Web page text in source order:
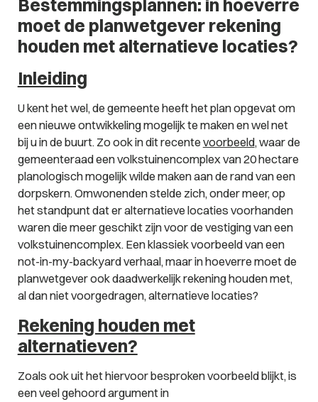
Bestemmingsplannen: in hoeverre
moet de planwetgever rekening
houden met alternatieve locaties?
Inleiding
U kent het wel, de gemeente heeft het plan opgevat om
een nieuwe ontwikkeling mogelijk te maken en wel net
bij u in de buurt. Zo ook in dit recente voorbeeld, waar de
gemeenteraad een volkstuinencomplex van 20 hectare
planologisch mogelijk wilde maken aan de rand van een
dorpskern. Omwonenden stelde zich, onder meer, op
het standpunt dat er alternatieve locaties voorhanden
waren die meer geschikt zijn voor de vestiging van een
volkstuinencomplex. Een klassiek voorbeeld van een
not-in-my-backyardverhaal, maar in hoeverre moet de
planwetgever ook daadwerkelijk rekening houden met,
al dan niet voorgedragen, alternatieve locaties?
Rekening houden met
alternatieven?
Zoals ook uit het hiervoor besproken voorbeeld blijkt, is
een veel gehoord argument in